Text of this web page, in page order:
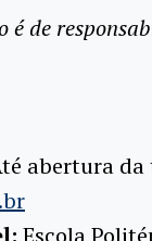
é de
abertura
Escola